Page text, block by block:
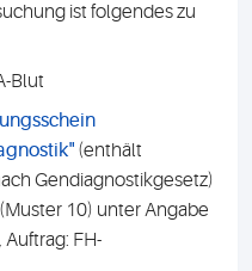
ist folgendes zu
Blut
(enthält
Gendiagnostikgesetz)
10) unter Angabe
FH-